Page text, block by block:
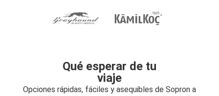
Qué esperar de tu
viaje
Opciones rápidas, fáciles y asequibles de Sopron a